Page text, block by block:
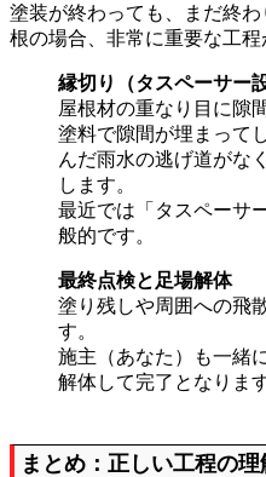
塗装が終わっても、まだ終
根の場合、非常に重要な工程
縁切り（タスペーサー設
屋根材の重なり目に隙
塗料で隙間が埋まって
んだ雨水の逃げ道がな
します。
最近では「タスペーサ
般的です。
最終点検と足場解体
塗り残しや周囲への飛
す。
施主（あなた）も一緒
解体して完了となります
まとめ：正しい工程の